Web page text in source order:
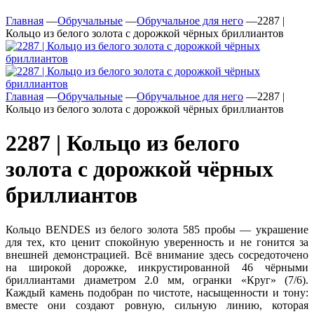
Главная —Обручальные —Обручальное для него —2287 |
Кольцо из белого золота с дорожкой чёрных бриллиантов
Главная —Обручальные —Обручальное для него —2287 |
Кольцо из белого золота с дорожкой чёрных бриллиантов
2287 | Кольцо из белого
золота с дорожкой чёрных
бриллиантов
Кольцо BENDES из белого золота 585 пробы — украшение
для тех, кто ценит спокойную уверенность и не гонится за
внешней демонстрацией. Всё внимание здесь сосредоточено
на широкой дорожке, инкрустированной 46 чёрными
бриллиантами диаметром 2.0 мм, огранки «Круг» (7/6).
Каждый камень подобран по чистоте, насыщенности и тону:
вместе они создают ровную, сильную линию, которая